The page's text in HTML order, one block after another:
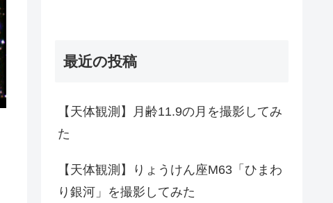
最近の投稿
【天体観測】月齢11.9の月を撮影してみ
た
【天体観測】りょうけん座M63「ひまわ
り銀河」を撮影してみた